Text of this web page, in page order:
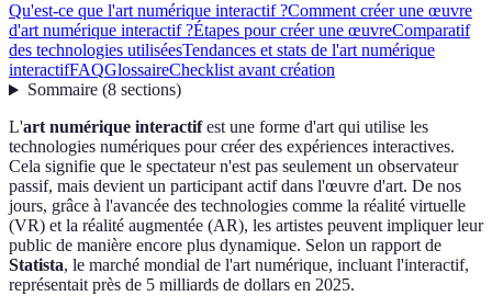
Qu'est-ce que l'art numérique interactif ?Comment créer une œuvre
d'art numérique interactif ?Étapes pour créer une œuvreComparatif
des technologies utiliséesTendances et stats de l'art numérique
interactifFAQGlossaireChecklist avant création
Sommaire(8 sections)
L'art numérique interactifest une forme d'art qui utilise les
technologies numériques pour créer des expériences interactives.
Cela signifie que le spectateur n'est pas seulement un observateur
passif, mais devient un participant actif dans l'œuvre d'art. De nos
jours, grâce à l'avancée des technologies comme la réalité virtuelle
(VR) et la réalité augmentée (AR), les artistes peuvent impliquer leur
public de manière encore plus dynamique. Selon un rapport de
Statista, le marché mondial de l'art numérique, incluant l'interactif,
représentait près de 5 milliards de dollars en 2025.